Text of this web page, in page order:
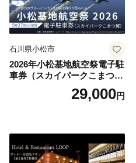
石川県小松市
2026年小松基地航空祭電子駐
車券（スカイパークこまつ
翼） 駐車場 シャトルバスの
りばすぐ 石川県 小松市
29,000円